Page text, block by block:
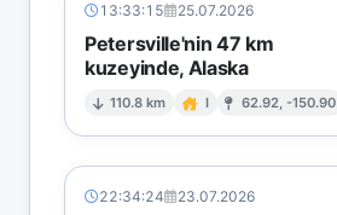
13:33:15 25.07.2026
Petersville'nin 47 km
kuzeyinde, Alaska
110.8 km I 62.92, -150.90
22:34:24 23.07.2026